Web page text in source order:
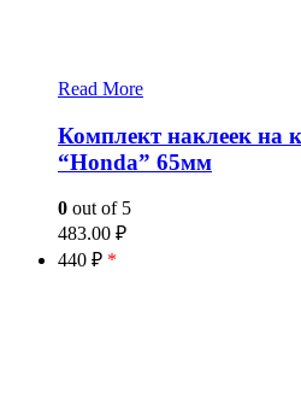
Read More
Комплект наклеек на
“Honda” 65мм
0 out of 5
483.00 ₽
440 ₽ *